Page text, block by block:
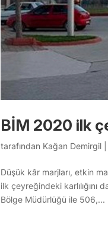
BİM 2020 ilk
tarafından Kağan Demirgil
Düşük kâr marjları, etkin
ilk çeyreğindeki karlılığını
Bölge Müdürlüğü ile 506,...